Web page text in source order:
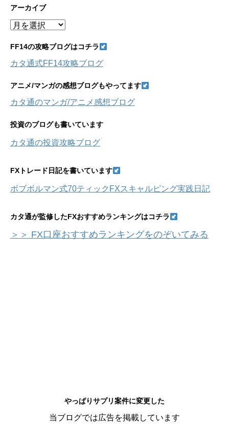
アーカイブ
ア
カ
ブ
FF14の攻略ブログはコチラ
カタ通式FF14攻略ブログ
アニメ/マンガの感想ブログもやってます
カタ通のマンガ/アニメ感想ブログ
投資のブログも書いています
カタ通の投資攻略ブログ
FXトレード日記を書いています
ボブボルマン式70ティックFXスキャルピング実践日記
カタ通が監修したFXおすすめランキングはコチラ
＞＞ FX口座おすすめランキングをのぞいてみる
やっぱりサプリ案件に変更した
当ブログでは広告を掲載しています